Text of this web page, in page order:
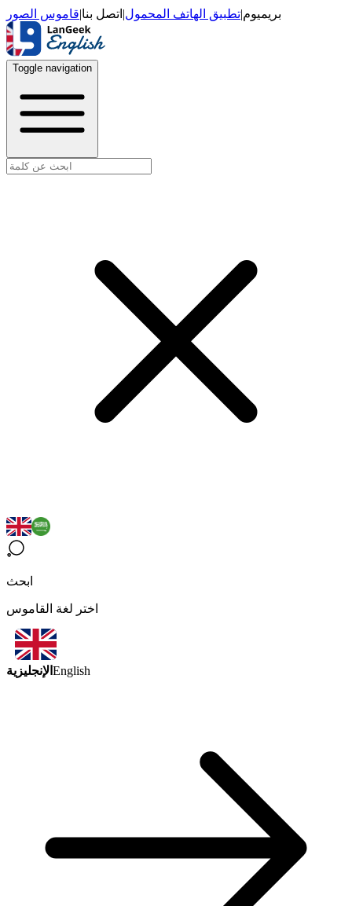
بريميوم|تطبيق الهاتف المحمول| اتصل بنا|قاموس الصور
Toggle navigation
ابحث
اختر لغة القاموس
الإنجليزية English